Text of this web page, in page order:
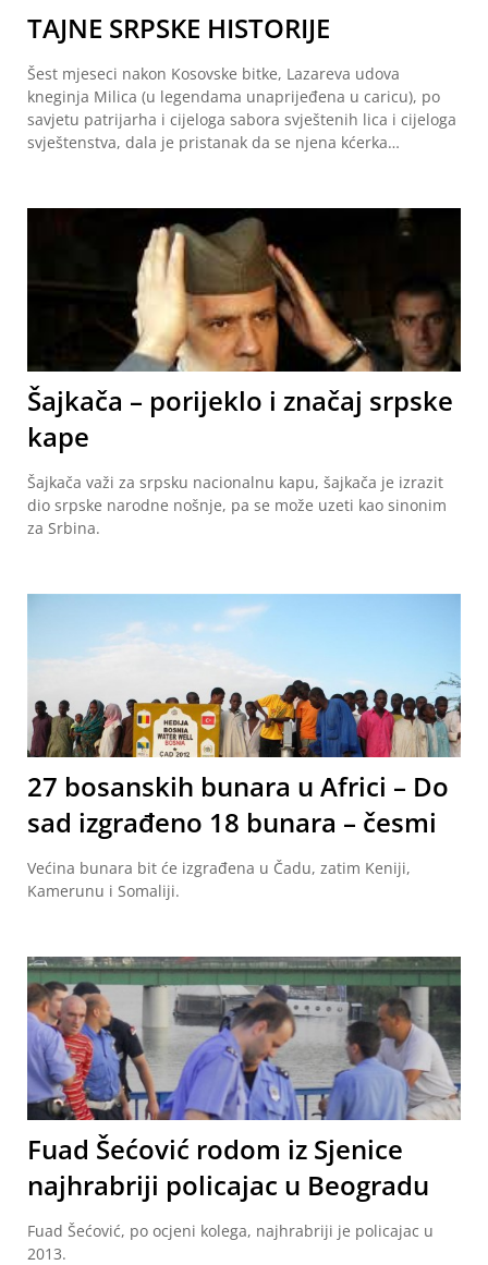
TAJNE SRPSKE HISTORIJE
Šest mjeseci nakon Kosovske bitke, Lazareva udova
kneginja Milica (u legendama unaprijeđena u caricu), po
savjetu patrijarha i cijeloga sabora svještenih lica i cijeloga
svještenstva, dala je pristanak da se njena kćerka…
Šajkača – porijeklo i značaj srpske
kape
Šajkača važi za srpsku nacionalnu kapu, šajkača je izrazit
dio srpske narodne nošnje, pa se može uzeti kao sinonim
za Srbina.
27 bosanskih bunara u Africi – Do
sad izgrađeno 18 bunara – česmi
Većina bunara bit će izgrađena u Čadu, zatim Keniji,
Kamerunu i Somaliji.
Fuad Šećović rodom iz Sjenice
najhrabriji policajac u Beogradu
Fuad Šećović, po ocjeni kolega, najhrabriji je policajac u
2013.